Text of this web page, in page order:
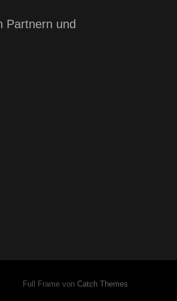
Partnern und
Full Frame von Catch Themes